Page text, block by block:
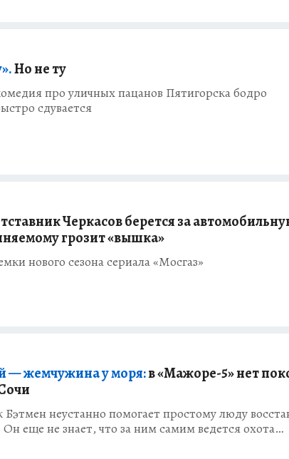
Но не ту
про уличных пацанов Пятигорска бодро
сдувается
Черкасов берется за
грозит «вышка»
нового сезона сериала «Мосгаз»
— жемчужина у моря:в «Мажоре-5» нет
Бэтмен неустанно помогает простому люду
Он еще не знает, что за ним самим ведется охота…